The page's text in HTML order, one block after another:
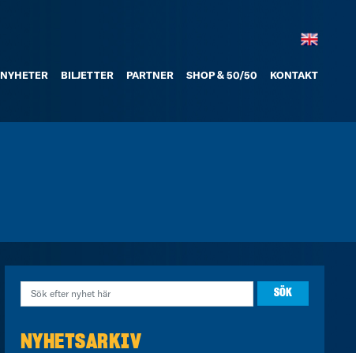
NYHETER BILJETTER PARTNER SHOP & 50/50 KONTAKT
NYHETSARKIV